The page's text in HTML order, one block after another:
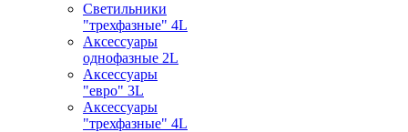
Светильники
"трехфазные" 4L
Аксессуары
однофазные 2L
Аксессуары
"евро" 3L
Аксессуары
"трехфазные" 4L